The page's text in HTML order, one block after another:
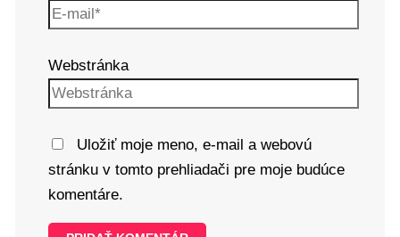
Webstránka
Uložiť moje meno, e-mail a webovú
stránku v tomto prehliadači pre moje budúce
komentáre.